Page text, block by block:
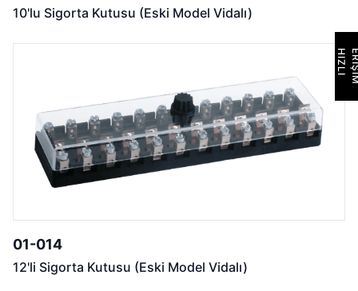
10'lu Sigorta Kutusu (Eski Model Vidalı)
01-014
12'li Sigorta Kutusu (Eski Model Vidalı)
H
I
Z
L
I
E
R
İ
Ş
İ
M